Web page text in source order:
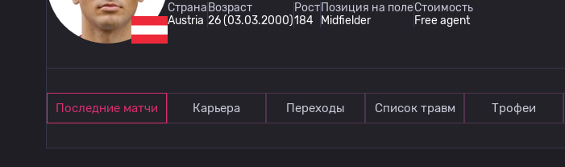
Страна
Austria
Возраст
26 (03.03.2000)
Рост
184
Позиция на поле
Midfielder
Стоимость
Free agent
Последние матчи Карьера Переходы Список травм Трофеи